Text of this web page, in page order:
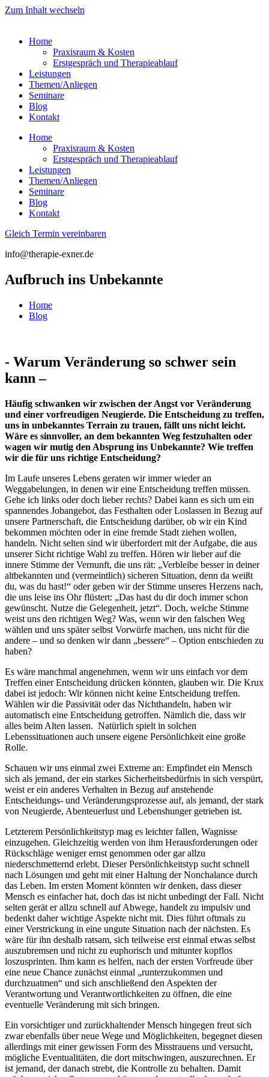
Zum Inhalt wechseln
Home
Praxisraum & Kosten
Erstgespräch und Therapieablauf
Leistungen
Themen/Anliegen
Seminare
Blog
Kontakt
Home
Praxisraum & Kosten
Erstgespräch und Therapieablauf
Leistungen
Themen/Anliegen
Seminare
Blog
Kontakt
Gleich Termin vereinbaren
info@therapie-exner.de
Aufbruch ins Unbekannte
Home
Blog
- Warum Veränderung so schwer sein
kann –
Häufig schwanken wir zwischen der Angst vor Veränderung
und einer vorfreudigen Neugierde. Die Entscheidung zu treffen,
uns in unbekanntes Terrain zu trauen, fällt uns nicht leicht.
Wäre es sinnvoller, an dem bekannten Weg festzuhalten oder
wagen wir mutig den Absprung ins Unbekannte? Wie treffen
wir die für uns richtige Entscheidung?
Im Laufe unseres Lebens geraten wir immer wieder an
Weggabelungen, in denen wir eine Entscheidung treffen müssen.
Gehe ich links oder doch lieber rechts? Dabei kann es sich um ein
spannendes Jobangebot, das Festhalten oder Loslassen in Bezug auf
unsere Partnerschaft, die Entscheidung darüber, ob wir ein Kind
bekommen möchten oder in eine fremde Stadt ziehen wollen,
handeln. Nicht selten sind wir überfordert mit der Aufgabe, die aus
unserer Sicht richtige Wahl zu treffen. Hören wir lieber auf die
innere Stimme der Vernunft, die uns rät: „Verbleibe besser in deiner
altbekannten und (vermeintlich) sicheren Situation, denn da weißt
du, was du hast!“ oder geben wir der Stimme unseres Herzens nach,
die uns leise ins Ohr flüstert: „Das hast du dir doch immer schon
gewünscht. Nutze die Gelegenheit, jetzt“. Doch, welche Stimme
weist uns den richtigen Weg? Was, wenn wir den falschen Weg
wählen und uns später selbst Vorwürfe machen, uns nicht für die
andere – und so denken wir dann „bessere“ – Option entschieden zu
haben?
Es wäre manchmal angenehmen, wenn wir uns einfach vor dem
Treffen einer Entscheidung drücken könnten, glauben wir. Die Krux
dabei ist jedoch: Wir können nicht keine Entscheidung treffen.
Wählen wir die Passivität oder das Nichthandeln, haben wir
automatisch eine Entscheidung getroffen. Nämlich die, dass wir
alles beim Alten lassen. Natürlich spielt in solchen
Lebenssituationen auch unsere eigene Persönlichkeit eine große
Rolle.
Schauen wir uns einmal zwei Extreme an: Empfindet ein Mensch
sich als jemand, der ein starkes Sicherheitsbedürfnis in sich verspürt,
weist er ein anderes Verhalten in Bezug auf anstehende
Entscheidungs- und Veränderungsprozesse auf, als jemand, der stark
von Neugierde, Abenteuerlust und Lebenshunger getrieben ist.
Letzterem Persönlichkeitstyp mag es leichter fallen, Wagnisse
einzugehen. Gleichzeitig werden von ihm Herausforderungen oder
Rückschläge weniger ernst genommen oder gar allzu
niederschmetternd erlebt. Dieser Persönlichkeitstyp sucht schnell
nach Lösungen und geht mit einer Haltung der Nonchalance durch
das Leben. Im ersten Moment könnten wir denken, dass dieser
Mensch es einfacher hat, doch das ist nicht unbedingt der Fall. Nicht
selten gerät er allzu schnell auf Abwege, handelt zu impulsiv und
bedenkt daher wichtige Aspekte nicht mit. Dies führt oftmals zu
einer Verstrickung in eine ungute Situation nach der nächsten. Es
wäre für ihn deshalb ratsam, sich teilweise erst einmal etwas selbst
auszubremsen und nicht zu euphorisch und mitunter kopflos
loszusprinten. Ihm kann es helfen, nach der ersten Vorfreude über
eine neue Chance zunächst einmal „runterzukommen und
durchzuatmen“ und sich anschließend den Aspekten der
Verantwortung und Verantwortlichkeiten zu öffnen, die eine
eventuelle Veränderung mit sich bringen.
Ein vorsichtiger und zurückhaltender Mensch hingegen freut sich
zwar ebenfalls über neue Wege und Möglichkeiten, begegnet diesen
allerdings mit einer gewissen Form des Misstrauens und versucht,
mögliche Eventualitäten, die dort mitschwingen, auszurechnen. Er
ist jemand, der danach strebt, die Kontrolle zu behalten. Damit